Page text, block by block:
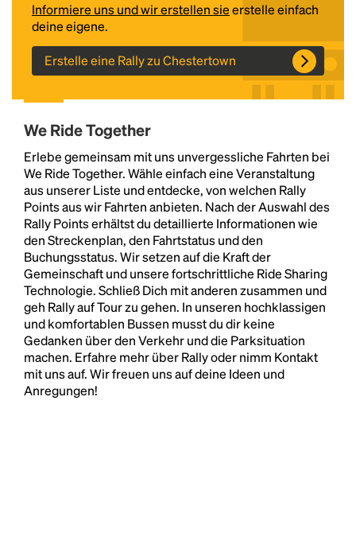
Informiere uns und wir erstellen sieerstelle einfach
deine eigene.
Erstelle eine Rally zu Chestertown
We Ride Together
Erlebe gemeinsam mit uns unvergessliche Fahrten bei
We Ride Together. Wähle einfach eine Veranstaltung
aus unserer Liste und entdecke, von welchen Rally
Points aus wir Fahrten anbieten. Nach der Auswahl des
Rally Points erhältst du detaillierte Informationen wie
den Streckenplan, den Fahrtstatus und den
Buchungsstatus. Wir setzen auf die Kraft der
Gemeinschaft und unsere fortschrittliche Ride Sharing
Technologie. Schließ Dich mit anderen zusammen und
geh Rally auf Tour zu gehen. In unseren hochklassigen
und komfortablen Bussen musst du dir keine
Gedanken über den Verkehr und die Parksituation
machen. Erfahre mehr über Rally oder nimm Kontakt
mit uns auf. Wir freuen uns auf deine Ideen und
Anregungen!
Headline
Lorem Ipsum is simply dummy text of the printing
and typesetting industry.Lorem Ipsum has been the
industry's standarddummy text ever since the
1500s, when an unknown printer took a galley of
type and scrambled it to make a type specimen
book. It has survived not only five centuries, but also
the leap into electronic typesetting, remaining
essentially unchanged.